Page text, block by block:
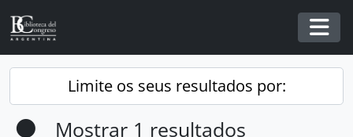
Skip to main content
Limite os seus resultados por:
Mostrar 1 resultados